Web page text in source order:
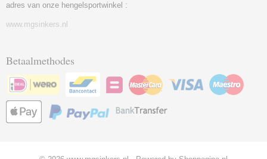
adres van onze hengelsportwinkel :
www.mgsinkers.nl
Betaalmethodes